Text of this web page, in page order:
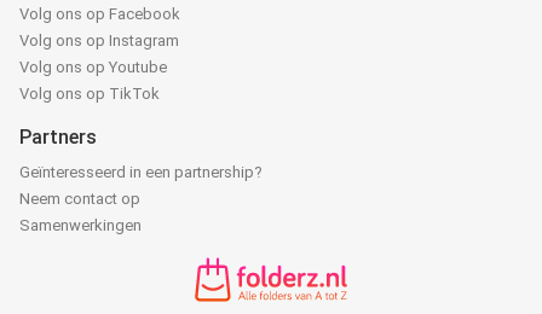
Volg ons op Facebook
Volg ons op Instagram
Volg ons op Youtube
Volg ons op TikTok
Partners
Geïnteresseerd in een partnership?
Neem contact op
Samenwerkingen